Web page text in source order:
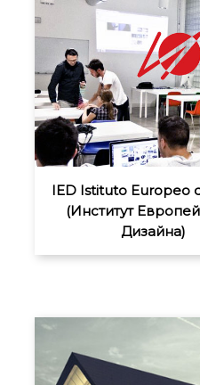
IED Istituto Europeo
(Институт
Дизайна)